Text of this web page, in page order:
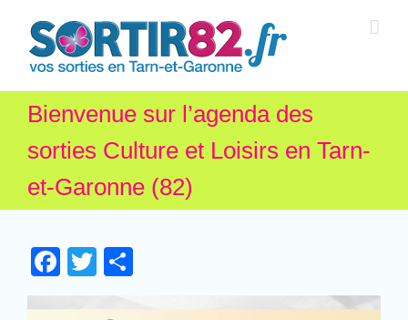
Bienvenue sur l’agenda des
sorties Culture et Loisirs en Tarn-
et-Garonne (82)
Facebook
Twitter